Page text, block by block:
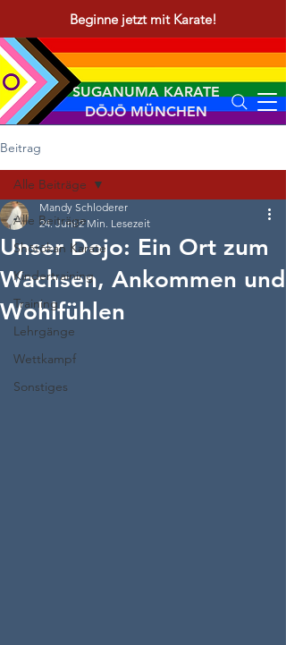
Beginne jetzt mit Karate!
SUGANUMA KARATE
DŌJŌ MÜNCHEN
Beitrag
Alle Beiträge
Shōtōkan Karate
Kindertraining
Training
Lehrgänge
Wettkampf
Sonstiges
Alle Beiträge
Unser Dojo: Ein Ort zum
Wachsen, Ankommen und
Wohlfühlen
Mandy Schloderer
24. Juni 2 Min. Lesezeit